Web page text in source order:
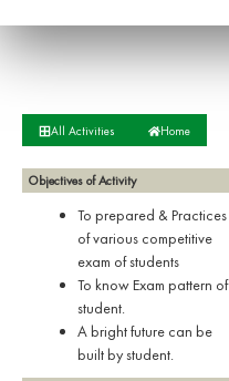
All Activities Home
Objectives of Activity
To prepared & Practices
of various competitive
exam of students
To know Exam pattern of
student.
A bright future can be
built by student.